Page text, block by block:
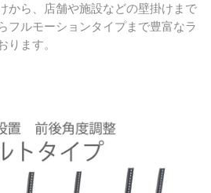
から、店舗や施設などの壁掛けまで
フルモーションタイプまで豊富なラ
ます。